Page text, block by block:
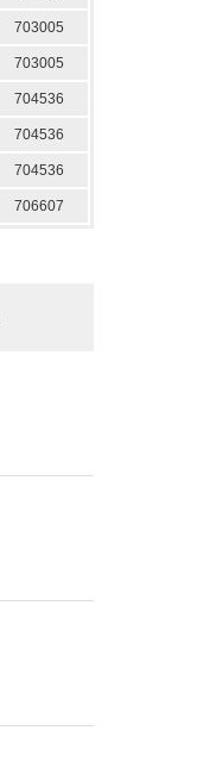
703005
703005
704536
704536
704536
706607